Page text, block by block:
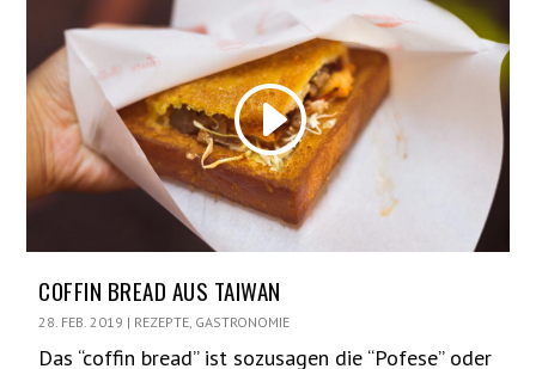
COFFIN BREAD AUS TAIWAN
28. FEB. 2019 | REZEPTE, GASTRONOMIE
Das “coffin bread” ist sozusagen die “Pofese” oder